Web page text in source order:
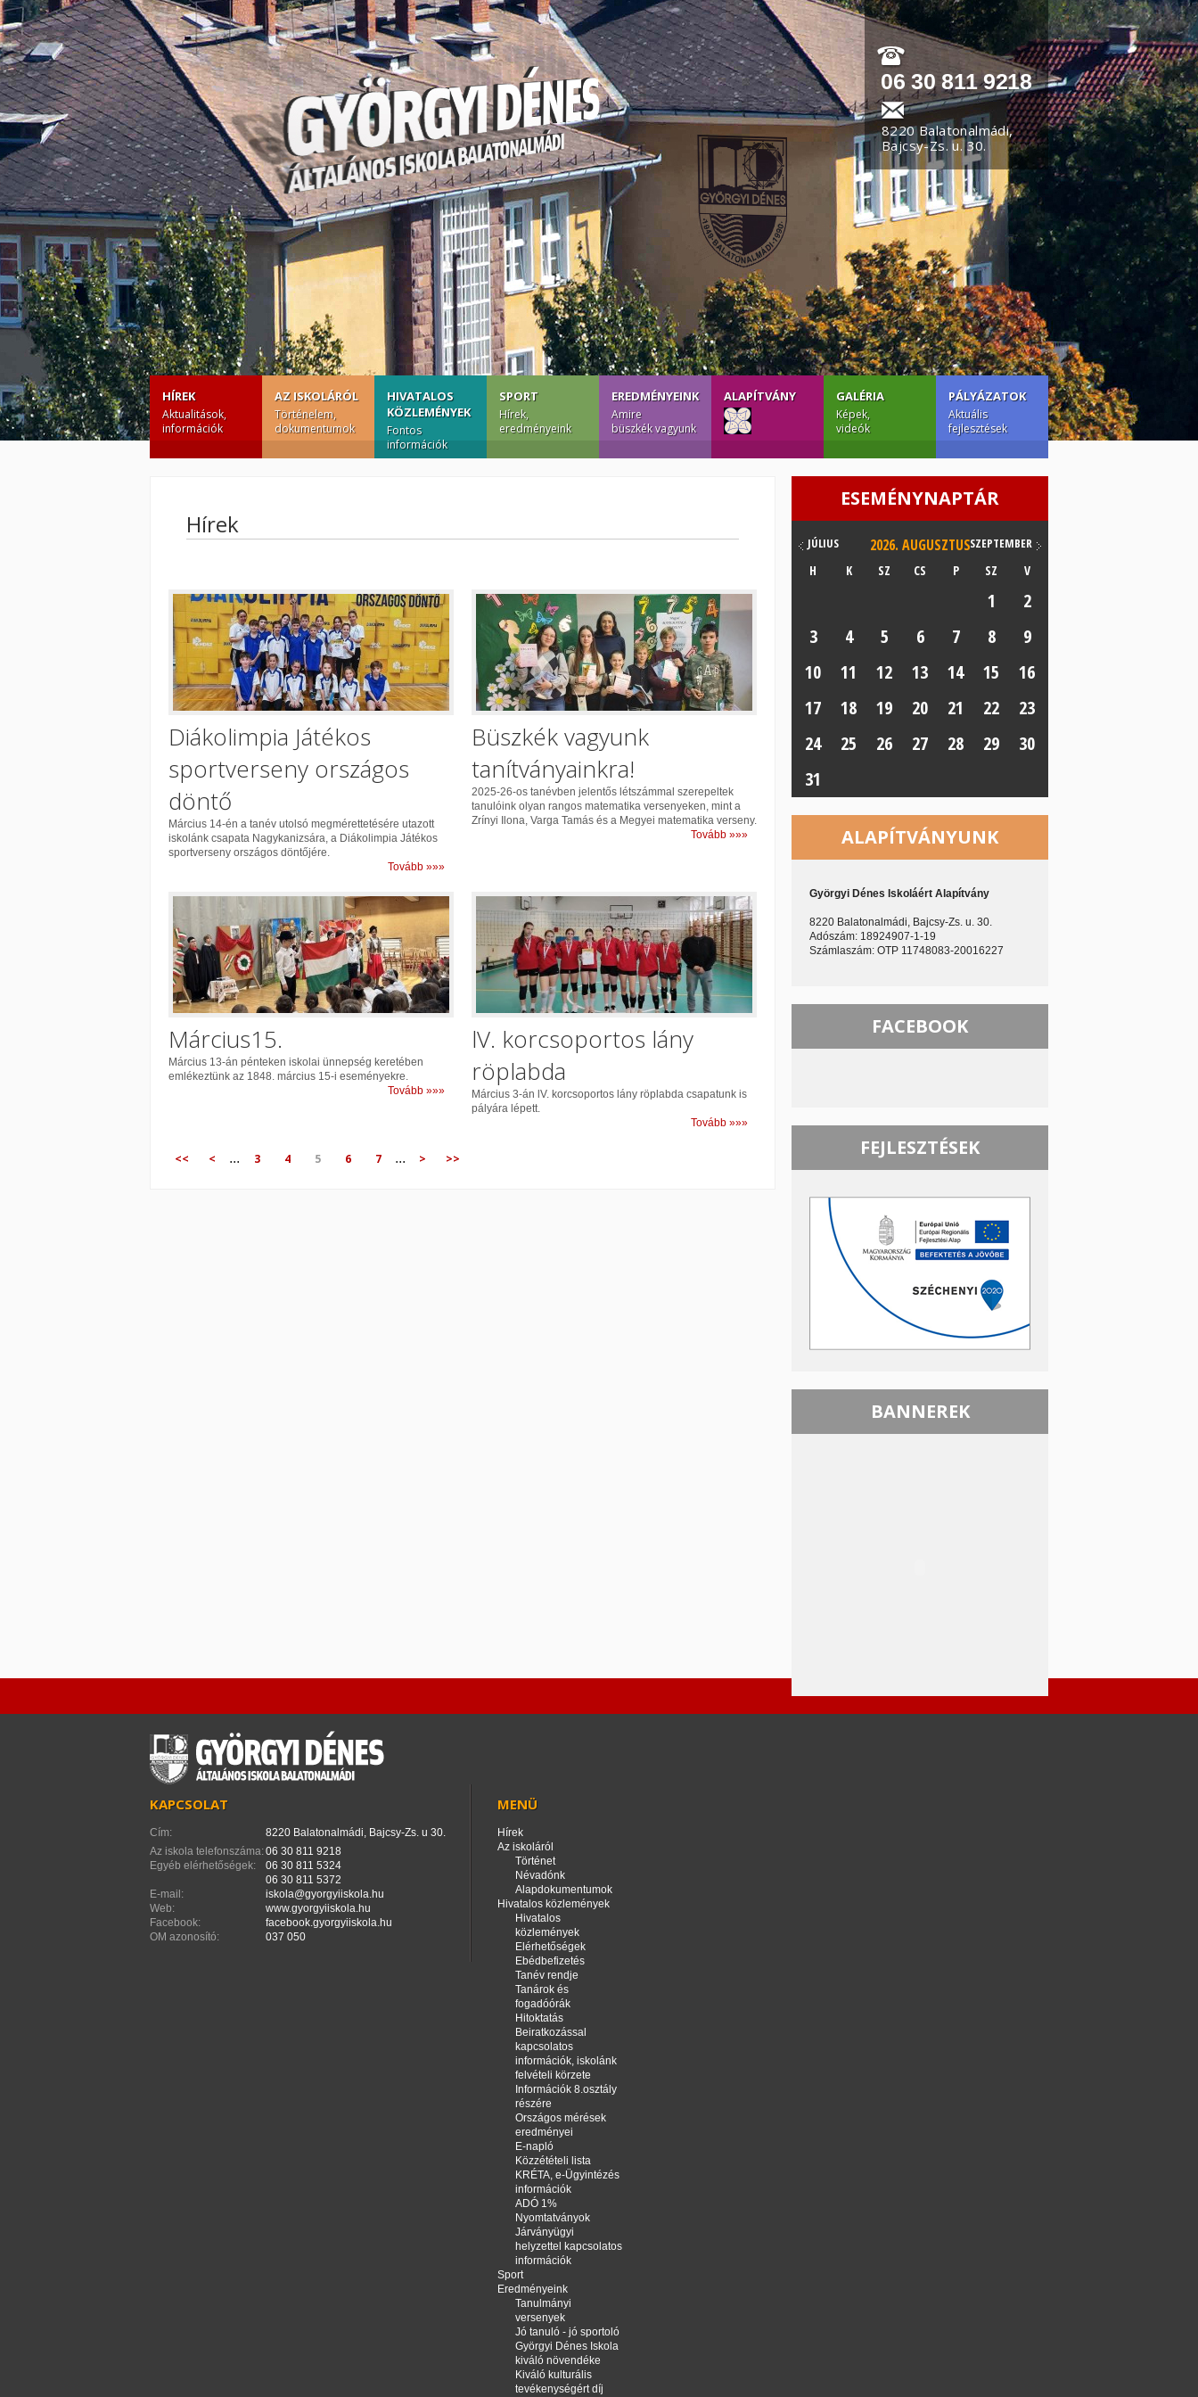
06 30 811 9218
8220 Balatonalmádi,
Bajcsy-Zs. u. 30.
HÍREK
Aktualitások,
információk
AZ ISKOLÁRÓL
Történelem,
dokumentumok
HIVATALOS
KÖZLEMÉNYEK
Fontos
információk
SPORT
Hírek,
eredményeink
EREDMÉNYEINK
Amire
büszkék vagyunk
ALAPÍTVÁNY GALÉRIA
Képek,
videók
PÁLYÁZATOK
Aktuális
fejlesztések
Hírek
Diákolimpia Játékos
sportverseny országos
döntő
Március 14-én a tanév utolsó megmérettetésére utazott
iskolánk csapata Nagykanizsára, a Diákolimpia Játékos
sportverseny országos döntőjére.
Tovább »»»
Büszkék vagyunk
tanítványainkra!
2025-26-os tanévben jelentős létszámmal szerepeltek
tanulóink olyan rangos matematika versenyeken, mint a
Zrínyi Ilona, Varga Tamás és a Megyei matematika verseny.
Tovább »»»
Március15.
Március 13-án pénteken iskolai ünnepség keretében
emlékeztünk az 1848. március 15-i eseményekre.
Tovább »»»
lV. korcsoportos lány
röplabda
Március 3-án lV. korcsoportos lány röplabda csapatunk is
pályára lépett.
Tovább »»»
<< < ... 3 4 5 6 7 ... > >>
ESEMÉNYNAPTÁR
JÚLIUS 2026. AUGUSZTUSSZEPTEMBER
H K SZ CS P SZ V
1
2
3
4 5 6 7 8
9
10
11 12 13 14 15
16
17
18 19 20 21 22
23
24
25 26 27 28 29
30
31
ALAPÍTVÁNYUNK
Györgyi Dénes Iskoláért Alapítvány
8220 Balatonalmádi, Bajcsy-Zs. u. 30.
Adószám: 18924907-1-19
Számlaszám: OTP 11748083-20016227
FACEBOOK
FEJLESZTÉSEK
BANNEREK
KAPCSOLAT
Cím:
8220 Balatonalmádi, Bajcsy-Zs. u 30.
Az iskola telefonszáma:06 30 811 9218
Egyéb elérhetőségek:
06 30 811 5324
06 30 811 5372
E-mail:
iskola@gyorgyiiskola.hu
Web:
www.gyorgyiiskola.hu
Facebook:
facebook.gyorgyiiskola.hu
OM azonosító:
037 050
MENÜ
Hírek
Az iskoláról
Történet
Névadónk
Alapdokumentumok
Hivatalos közlemények
Hivatalos
közlemények
Elérhetőségek
Ebédbefizetés
Tanév rendje
Tanárok és
fogadóórák
Hitoktatás
Beiratkozással
kapcsolatos
információk, iskolánk
felvételi körzete
Információk 8.osztály
részére
Országos mérések
eredményei
E-napló
Közzétételi lista
KRÉTA, e-Ügyintézés
információk
ADÓ 1%
Nyomtatványok
Járványügyi
helyzettel kapcsolatos
információk
Sport
Eredményeink
Tanulmányi
versenyek
Jó tanuló - jó sportoló
Györgyi Dénes Iskola
kiváló növendéke
Kiváló kulturális
tevékenységért díj